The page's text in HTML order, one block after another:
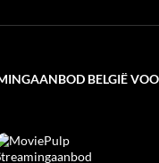
BELGIË